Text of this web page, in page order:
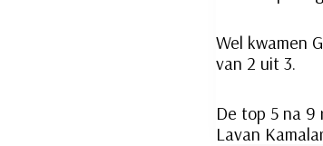
Wel kwamen
van 2 uit 3.
De top 5 na 9
Lavan